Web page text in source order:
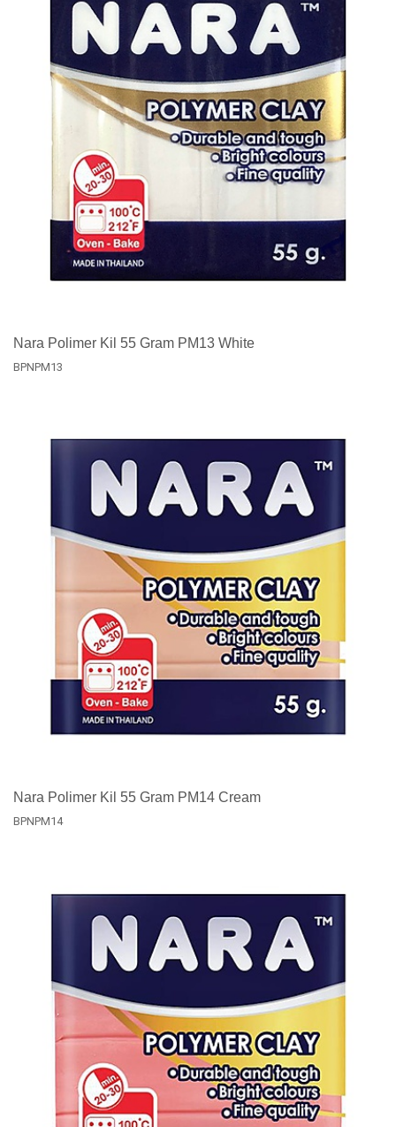
Nara Polimer Kil 55 Gram PM13 White
BPNPM13
Nara Polimer Kil 55 Gram PM14 Cream
BPNPM14